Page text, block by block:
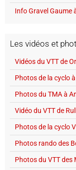
Info Gravel Gaume
Les vidéos et
Vidéos du VTT de
Photos de la cyclo
Photos du TMA à
Vidéo du VTT de
Photos de la cyclo
Photos rando des
Photos du VTT des